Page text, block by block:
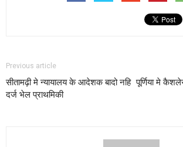
Previous article
सीतामढ़ी मे न्यायालय के आदेशक बादो नहि
दर्ज भेल प्राथमिकी
पूर्णिया मे